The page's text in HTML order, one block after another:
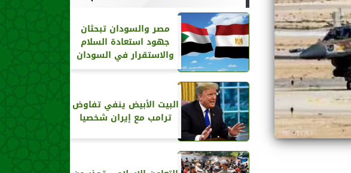
مصر والسودان تبحثان
جهود استعادة السلام
والاستقرار في السودان
البيت الأبيض ينفي تفاوض
ترامب مع إيران شخصيا